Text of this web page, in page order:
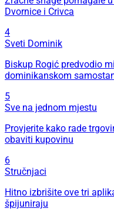
Dvornice i Crivca
4
Sveti Dominik
Biskup Rogić predvodio
dominikanskom
5
Sve na jednom mjestu
Provjerite kako rade
obaviti kupovinu
6
Stručnjaci
Hitno izbrišite ove tri
špijuniraju